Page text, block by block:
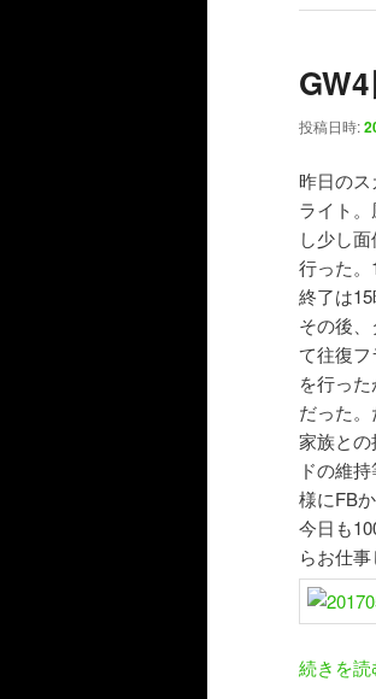
投稿日時:
昨日の
ライト
し少し
行った。
終了は15
その後
て往復フ
を行っ
だった
家族と
ドの維
様にFB
今日も
らお仕
続きを読